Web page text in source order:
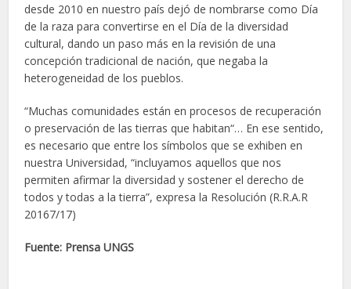
desde 2010 en nuestro país dejó de nombrarse como Día
de la raza para convertirse en el Día de la diversidad
cultural, dando un paso más en la revisión de una
concepción tradicional de nación, que negaba la
heterogeneidad de los pueblos.
“Muchas comunidades están en procesos de recuperación
o preservación de las tierras que habitan“… En ese sentido,
es necesario que entre los símbolos que se exhiben en
nuestra Universidad, “incluyamos aquellos que nos
permiten afirmar la diversidad y sostener el derecho de
todos y todas a la tierra”, expresa la Resolución (R.R.A.R
20167/17)
Fuente: Prensa UNGS